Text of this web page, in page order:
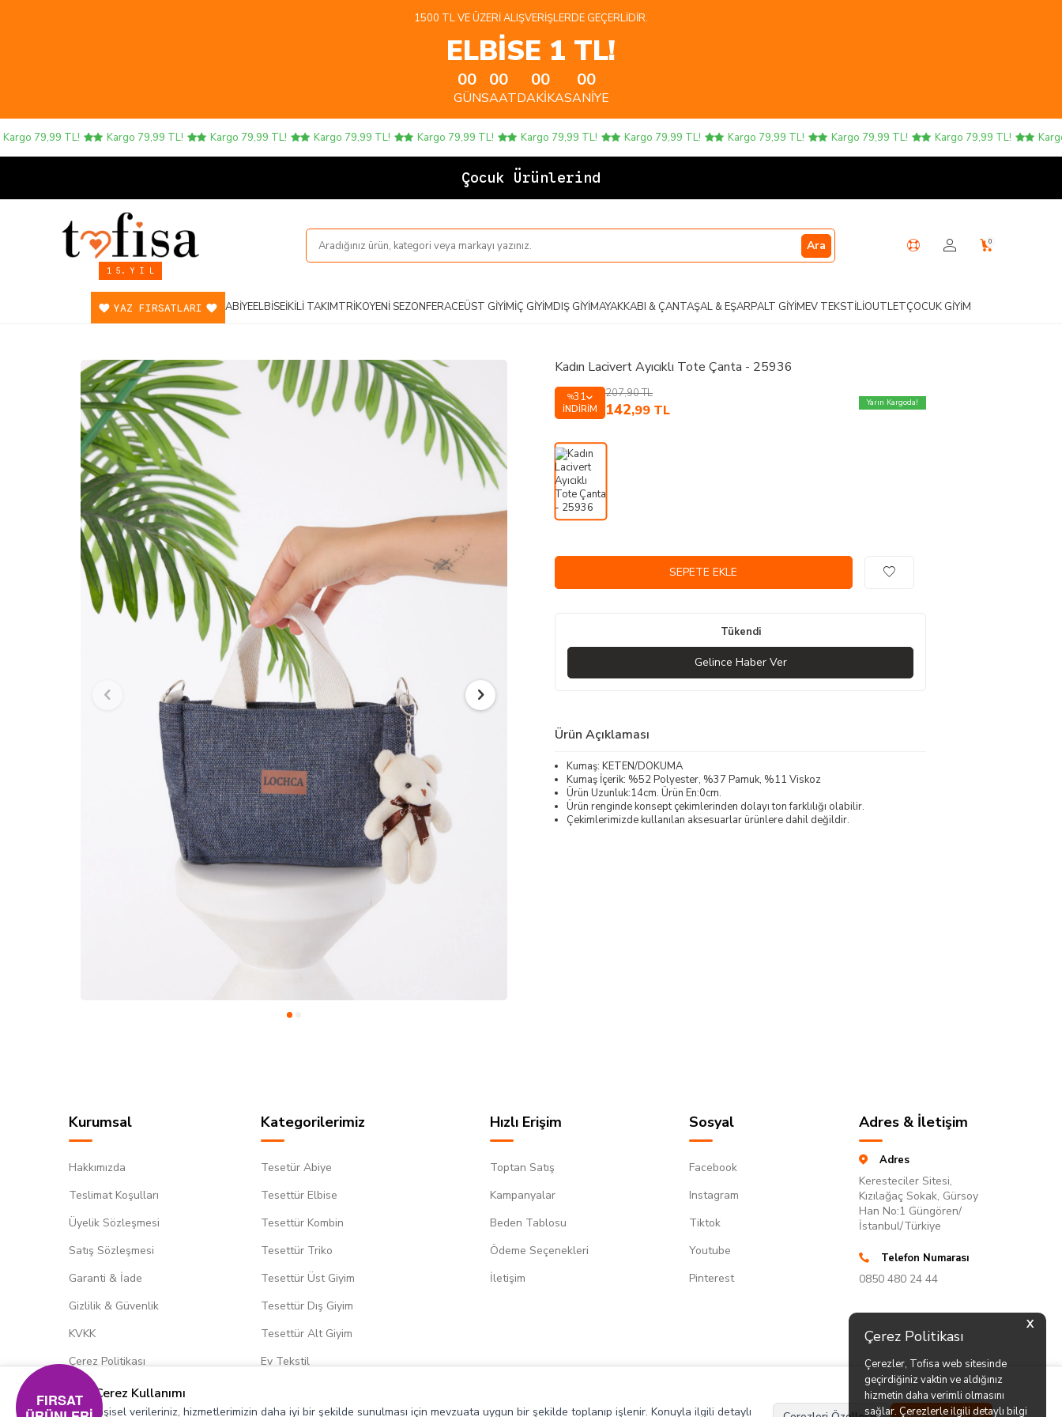
X
Çerez Politikası
Çerezler, Tofisa web sitesinde
geçirdiğiniz vaktin ve aldığınız
hizmetin daha verimli olmasını
sağlar. Çerezlerle ilgili detaylı bilgi
1500 TL VE ÜZERI ALIŞVERIŞLERDE GEÇERLIDIR.
ELBİSE 1 TL!
00
GÜN
00
SAAT
00
DAKIKA
00
SANIYE
79,99 TL! Kargo 79,99 TL! Kargo 79,99 TL! Kargo 79,99 TL! Kargo 79,99 TL! Kargo 79,99 TL! Kargo 79,99 TL! Kargo 79,99 TL! Kargo 79,99 TL! Kargo 79,99 TL! Kargo
Çocuk Ürünlerinde 4 A
1 5. Y I L
Ara 0
YAZ FIRSATLARI ABIYEELBISEİKILI TAKIMTRIKOYENI SEZONFERACEÜST GIYIMİÇ GIYIMDIŞ GIYIMAYAKKABI & ÇANTAŞAL & EŞARPALT GIYIMEV TEKSTILIOUTLETÇOCUK GIYIM
Kadın Lacivert Ayıcıklı Tote Çanta - 25936
%31
İNDIRIM
207,90TL
142,99 TL Yarın Kargoda!
SEPETE EKLE
Tükendi
Gelince Haber Ver
Ürün Açıklaması
Kumaş: KETEN/DOKUMA
Kumaş İçerik: %52 Polyester, %37 Pamuk, %11 Viskoz
Ürün Uzunluk:14cm. Ürün En:0cm.
Ürün renginde konsept çekimlerinden dolayı ton farklılığı olabilir.
Çekimlerimizde kullanılan aksesuarlar ürünlere dahil değildir.
Kurumsal
Hakkımızda
Teslimat Koşulları
Üyelik Sözleşmesi
Satış Sözleşmesi
Garanti & İade
Gizlilik & Güvenlik
KVKK
Çerez Politikası
Kategorilerimiz
Tesetür Abiye
Tesettür Elbise
Tesettür Kombin
Tesettür Triko
Tesettür Üst Giyim
Tesettür Dış Giyim
Tesettür Alt Giyim
Ev Tekstil
Hızlı Erişim
Toptan Satış
Kampanyalar
Beden Tablosu
Ödeme Seçenekleri
İletişim
Sosyal
Facebook
Instagram
Tiktok
Youtube
Pinterest
Adres & İletişim
Adres
Keresteciler Sitesi,
Kızılağaç Sokak, Gürsoy
Han No:1 Güngören/
İstanbul/Türkiye
Telefon Numarası
0850 480 24 44
Çerez Kullanımı
Kişisel verileriniz, hizmetlerimizin daha iyi bir şekilde sunulması için mevzuata uygun bir şekilde toplanıp işlenir. Konuyla ilgili detaylı
FIRSAT